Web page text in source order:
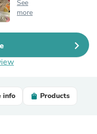
See
more
info Products